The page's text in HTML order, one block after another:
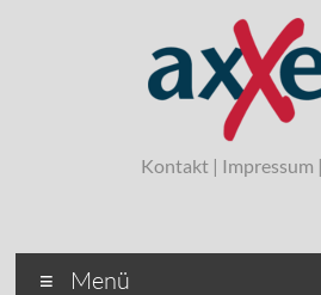
Hannover
Kontakt| Impressum |
Menü